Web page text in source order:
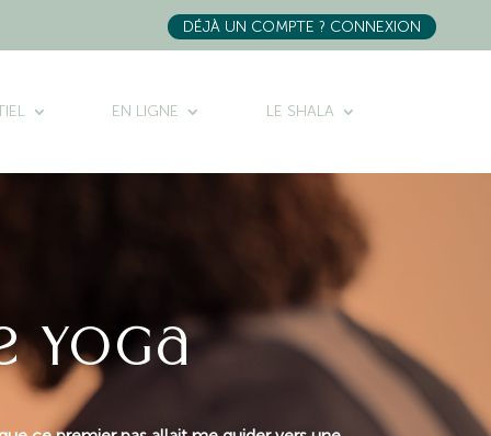
DÉJÀ UN COMPTE ? CONNEXION
EN LIGNE LE SHALA
yoga